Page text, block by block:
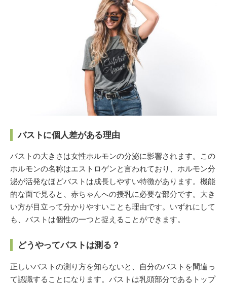
バストに個人差がある理由
バストの大きさは女性ホルモンの分泌に影響されます。この
ホルモンの名称はエストロゲンと言われており、ホルモン分
泌が活発なほどバストは成長しやすい特徴があります。機能
的な面で見ると、赤ちゃんへの授乳に必要な部分です。大き
い方が目立って分かりやすいことも理由です。いずれにして
も、バストは個性の一つと捉えることができます。
どうやってバストは測る？
正しいバストの測り方を知らないと、自分のバストを間違っ
て認識することになります。バストは乳頭部分であるトップ